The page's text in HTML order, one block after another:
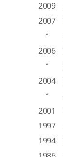
2009
2007
″
2006
″
2004
″
2001
1997
1994